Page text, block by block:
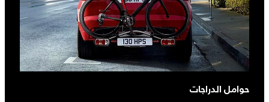
حوامل الدراجات